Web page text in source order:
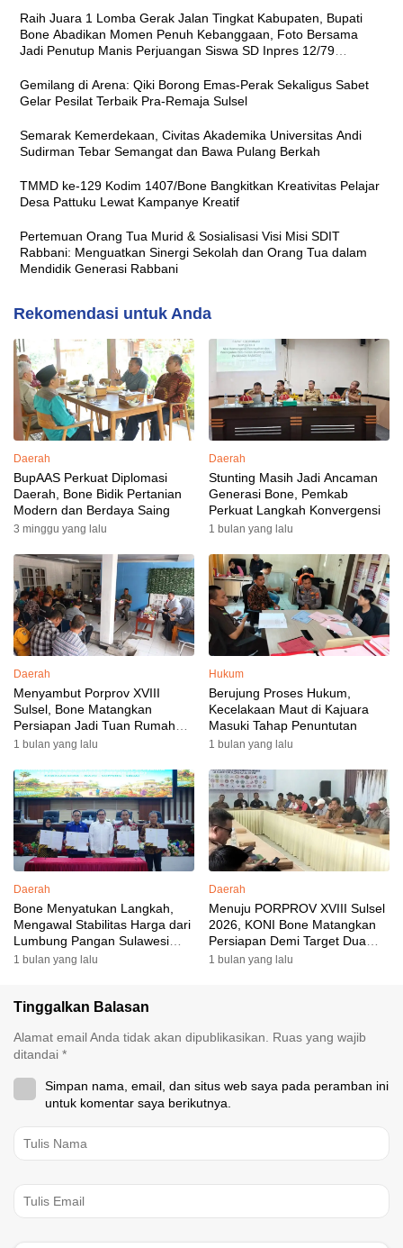
Raih Juara 1 Lomba Gerak Jalan Tingkat Kabupaten, Bupati
Bone Abadikan Momen Penuh Kebanggaan, Foto Bersama
Jadi Penutup Manis Perjuangan Siswa SD Inpres 12/79
Gemilang di Arena: Qiki Borong Emas-Perak Sekaligus Sabet
Gelar Pesilat Terbaik Pra-Remaja Sulsel
Semarak Kemerdekaan, Civitas Akademika Universitas Andi
Sudirman Tebar Semangat dan Bawa Pulang Berkah
TMMD ke-129 Kodim 1407/Bone Bangkitkan Kreativitas Pelajar
Desa Pattuku Lewat Kampanye Kreatif
Pertemuan Orang Tua Murid & Sosialisasi Visi Misi SDIT
Rabbani: Menguatkan Sinergi Sekolah dan Orang Tua dalam
Mendidik Generasi Rabbani
Rekomendasi untuk Anda
Daerah
BupAAS Perkuat Diplomasi
Daerah, Bone Bidik Pertanian
Modern dan Berdaya Saing
3 minggu yang lalu
Daerah
Stunting Masih Jadi Ancaman
Generasi Bone, Pemkab
Perkuat Langkah Konvergensi
1 bulan yang lalu
Daerah
Menyambut Porprov XVIII
Sulsel, Bone Matangkan
Persiapan Jadi Tuan Rumah
yang Berkesan: Wakil Bupati
Targetkan Venue dan
Akomodasi Rampung
1 bulan yang lalu
Hukum
Berujung Proses Hukum,
Kecelakaan Maut di Kajuara
Masuki Tahap Penuntutan
1 bulan yang lalu
Daerah
Bone Menyatukan Langkah,
Mengawal Stabilitas Harga dari
Lumbung Pangan Sulawesi
Selatan
1 bulan yang lalu
Daerah
Menuju PORPROV XVIII Sulsel
2026, KONI Bone Matangkan
Persiapan Demi Target Dua
Besar
1 bulan yang lalu
Tinggalkan Balasan
Alamat email Anda tidak akan dipublikasikan.
Ruas yang wajib
ditandai *
Simpan nama, email, dan situs web saya pada peramban ini
untuk komentar saya berikutnya.